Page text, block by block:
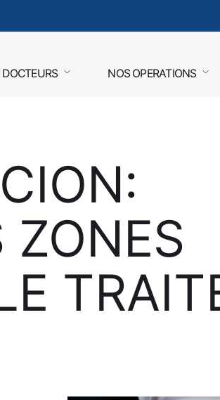
DOCTEURS NOS OPERATIONS
ZONES